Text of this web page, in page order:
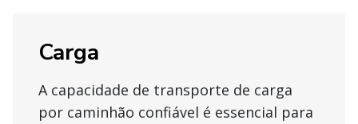
Carga
A capacidade de transporte de carga
por caminhão confiável é essencial para